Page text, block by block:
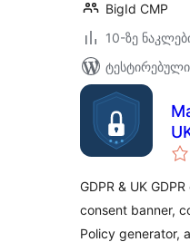
BigId CMP
10-ზე
GDPR & UK
consent banner,
Policy generator,